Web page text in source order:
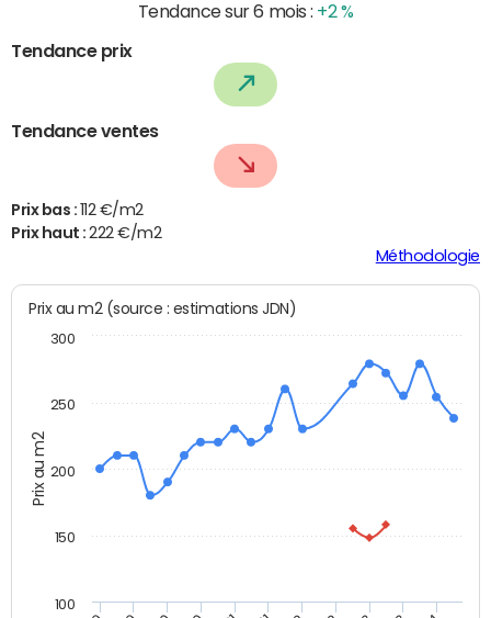
Tendance sur 6 mois : +2 %
Tendance prix
Tendance ventes
Prix bas :
112 €/m2
Prix haut :222 €/m2
Méthodologie
Prix au m2
Prix au m2 (source : estimations JDN)
100
150
200
250
300